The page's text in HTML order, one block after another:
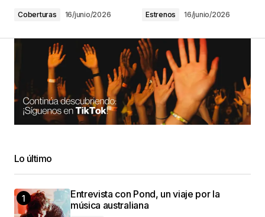
Coberturas 16/junio/2026 Estrenos 16/junio/2026
Lo último
Entrevista con Pond, un viaje por la
música australiana